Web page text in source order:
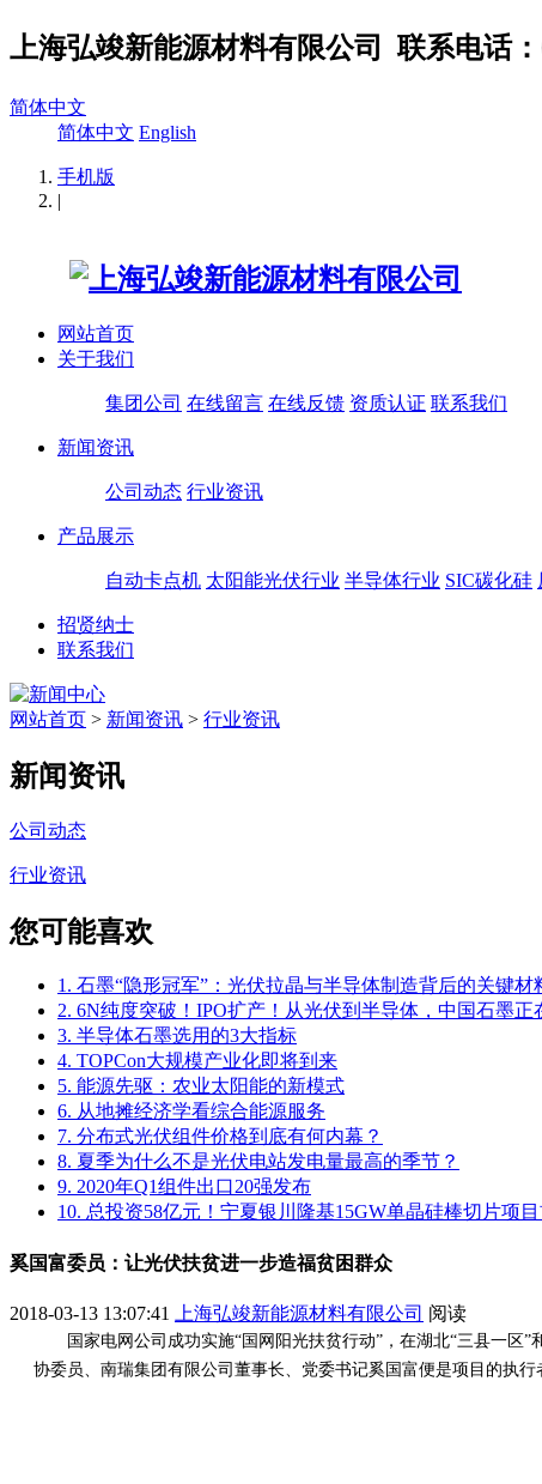
上海弘竣新能源材料有限公司 联系电话
简体中文
简体中文 English
手机版
|
网站首页
关于我们
集团公司 在线留言 在线反馈 资质认证 联系我们
新闻资讯
公司动态 行业资讯
产品展示
自动卡点机 太阳能光伏行业 半导体行业 SIC碳化硅
招贤纳士
联系我们
网站首页 > 新闻资讯 > 行业资讯
新闻资讯
公司动态
行业资讯
您可能喜欢
1. 石墨“隐形冠军”：光伏拉晶与半导体制造背后的关键材
2. 6N纯度突破！IPO扩产！从光伏到半导体，中国石墨正
3. 半导体石墨选用的3大指标
4. TOPCon大规模产业化即将到来
5. 能源先驱：农业太阳能的新模式
6. 从地摊经济学看综合能源服务
7. 分布式光伏组件价格到底有何内幕？
8. 夏季为什么不是光伏电站发电量最高的季节？
9. 2020年Q1组件出口20强发布
10. 总投资58亿元！宁夏银川隆基15GW单晶硅棒切片项
奚国富委员：让光伏扶贫进一步造福贫困群众
2018-03-13 13:07:41 上海弘竣新能源材料有限公司 阅读
国家电网公司成功实施“国网阳光扶贫行动”，在湖北“三县一区
协委员、南瑞集团有限公司董事长、党委书记奚国富便是项目的执行